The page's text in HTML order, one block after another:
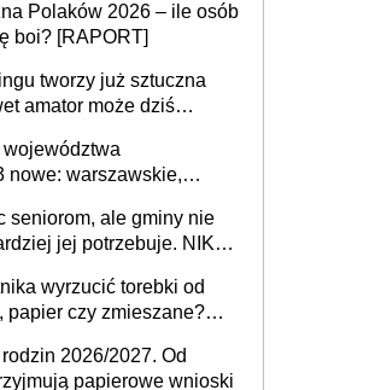
Polaków 2026 – ile osób
boi? [RAPORT]
tworzy już sztuczna
amator może dziś
nowe: warszawskie,
dużych jednostek
seniorom, ale gminy nie
jej potrzebuje. NIK
wyrzucić torebki od
papier czy zmieszane?
2026/2027. Od
papierowe wnioski